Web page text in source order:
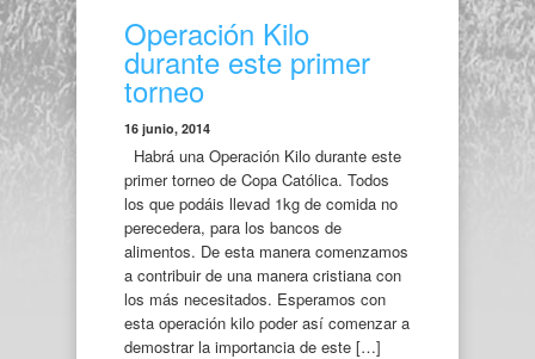
Operación Kilo
durante este primer
torneo
16 junio, 2014
Habrá una Operación Kilo durante este
primer torneo de Copa Católica. Todos
los que podáis llevad 1kg de comida no
perecedera, para los bancos de
alimentos. De esta manera comenzamos
a contribuir de una manera cristiana con
los más necesitados. Esperamos con
esta operación kilo poder así comenzar a
demostrar la importancia de este […]